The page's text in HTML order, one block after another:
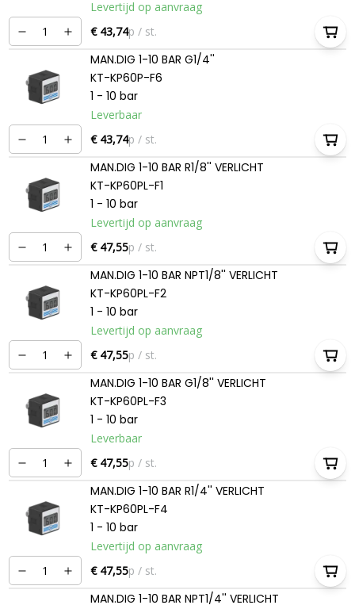
Levertijd op aanvraag
€ 43,74p / st.
MAN.DIG 1-10 BAR G1/4''
KT-KP60P-F6
1 - 10 bar
Leverbaar
€ 43,74p / st.
MAN.DIG 1-10 BAR R1/8'' VERLICHT
KT-KP60PL-F1
1 - 10 bar
Levertijd op aanvraag
€ 47,55p / st.
MAN.DIG 1-10 BAR NPT1/8'' VERLICHT
KT-KP60PL-F2
1 - 10 bar
Levertijd op aanvraag
€ 47,55p / st.
MAN.DIG 1-10 BAR G1/8'' VERLICHT
KT-KP60PL-F3
1 - 10 bar
Leverbaar
€ 47,55p / st.
MAN.DIG 1-10 BAR R1/4'' VERLICHT
KT-KP60PL-F4
1 - 10 bar
Levertijd op aanvraag
€ 47,55p / st.
MAN.DIG 1-10 BAR NPT1/4'' VERLICHT